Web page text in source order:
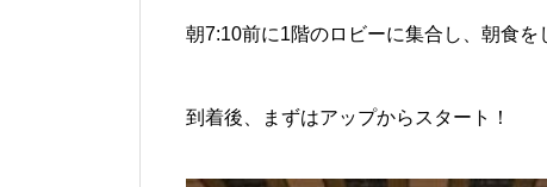
朝7:10前に1階のロビーに集合し、朝食を
到着後、まずはアップからスタート！